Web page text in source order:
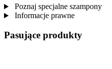
Poznaj specjalne szampony
Informacje prawne
Pasujące produkty